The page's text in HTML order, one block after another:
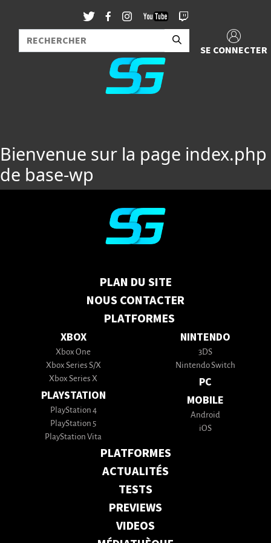
SE CONNECTER
Bienvenue sur la page index.php
de base-wp
PLAN DU SITE
NOUS CONTACTER
PLATFORMES
XBOX
Xbox One
Xbox Series S/X
Xbox Series X
PLAYSTATION
PlayStation 4
PlayStation 5
PlayStation Vita
NINTENDO
3DS
Nintendo Switch
PC
MOBILE
Android
iOS
PLATFORMES
ACTUALITÉS
TESTS
PREVIEWS
VIDEOS